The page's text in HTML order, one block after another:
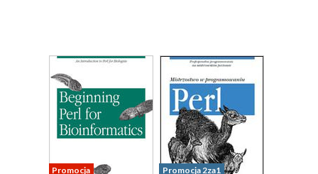
Promocja Promocja 2za1